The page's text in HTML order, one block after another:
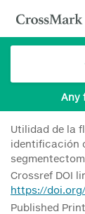
Any
Utilidad de la
identificación
Crossref DOI
https://doi.org/
Published